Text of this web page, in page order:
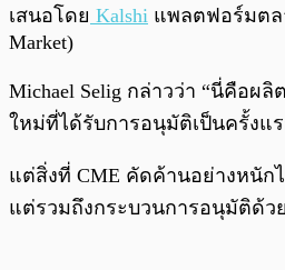
เสนอโดย Kalshi แพลตฟอร์มตล
Market)
Michael Selig กล่าวว่า “นี่คือ
ใหม่ที่ได้รับการอนุมัติเป็นครั้งแร
แต่สิ่งที่ CME คัดค้านอย่างหนั
แต่รวมถึงกระบวนการอนุมัติด้วย